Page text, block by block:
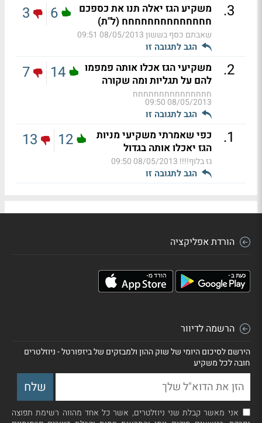
3
.
משקיע הגז יאלה תנו את כספכם
חחחחחחחחחחחחחח (ל"ת)
שאבתם כסף בששון08/05/2013 09:51
הגב לתגובה זו
6
3
2
.
משקיעי הגז אכלו אותה פמפמו
להם על תגליות ומה שקורה
חחחחחחחחחחחחחחח
08/05/2013 09:50
הגב לתגובה זו
14
7
1
.
כפי שאמרתי משקיעי מניות
הגז יאכלו אותה בגדול
גז בלוף!!!! 08/05/2013 09:50
הגב לתגובה זו
12
13
הורדת אפליקציה
הרשמה לדיוור
הירשם לסיכום היומי של שוק ההון ולמבזקים של ביזפורטל - ניוזלטרים
חובה לכל משקיע
אני מאשר קבלת שני ניוזלטרים, אשר כל אחד מהווה רשימת תפוצה